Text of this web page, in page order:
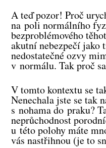
A teď pozor! Proč
na poli normálního
bezproblémového
akutní nebezpečí jako
nedostatečné ozvy
v normálu. Tak proč
V tomto kontextu se
Nenechala jste se tak
s nohama do praku?
neprůchodnost
u této polohy máte
vás nastřihnou (je to